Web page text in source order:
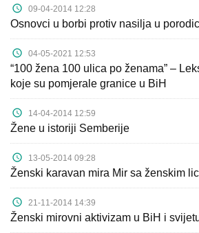
09-04-2014 12:28
Osnovci u borbi protiv nasilja u
04-05-2021 12:53
“100 žena 100 ulica po ženama” –
koje su pomjerale granice u BiH
14-04-2014 12:59
Žene u istoriji Semberije
13-05-2014 09:28
Ženski karavan mira Mir sa ženskim
21-11-2014 14:39
Ženski mirovni aktivizam u BiH i